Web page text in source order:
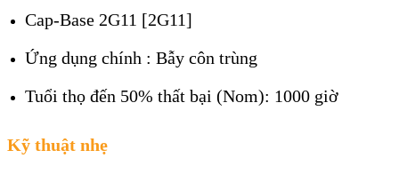
Cap-Base 2G11 [2G11]
Ứng dụng chính : Bẫy côn trùng
Tuổi thọ đến 50% thất bại (Nom): 1000 giờ
Kỹ thuật nhẹ